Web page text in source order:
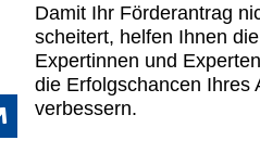
Damit Ihr Förderantrag
scheitert, helfen Ihnen
Expertinnen und
die Erfolgschancen Ihres
verbessern.